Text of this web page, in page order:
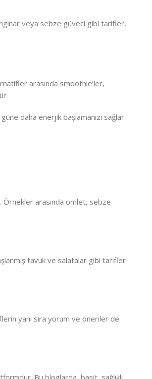
veya sebze güveci gibi tarifler,
arasında smoothie’ler,
daha enerjik başlamanızı sağlar.
arasında omlet, sebze
tavuk ve salatalar gibi tarifler
yanı sıra yorum ve öneriler de
Bu bloglarda, basit, sağlıklı